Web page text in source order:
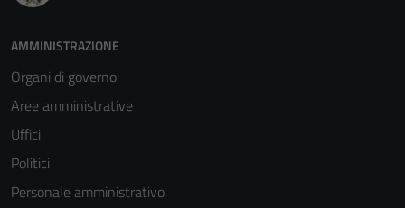
AMMINISTRAZIONE
Organi di governo
Aree amministrative
Uffici
Politici
Personale amministrativo